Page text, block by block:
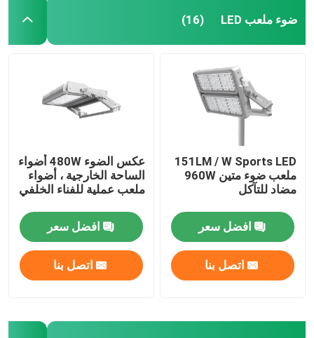
منتجات
أشرطة فيديو
معلومات عنا
جولة في المعمل
ضوء ملعب LED (16)
151LM / W Sports LED
ملعب ضوء متين 960W
مضاد للتآكل
افضل سعر
اتصل بنا
عكس الضوء 480W أضواء
الساحة الخارجية ، أضواء
ملعب عملية للفناء الخلفي
افضل سعر
اتصل بنا